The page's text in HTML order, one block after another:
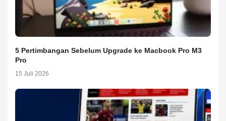
5 Pertimbangan Sebelum Upgrade ke Macbook Pro M3
Pro
15 Juli 2026